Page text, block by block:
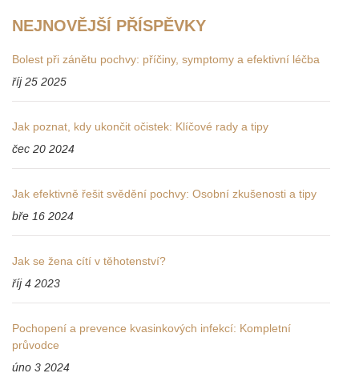
NEJNOVĚJŠÍ PŘÍSPĚVKY
Bolest při zánětu pochvy: příčiny, symptomy a efektivní léčba
říj 25 2025
Jak poznat, kdy ukončit očistek: Klíčové rady a tipy
čec 20 2024
Jak efektivně řešit svědění pochvy: Osobní zkušenosti a tipy
bře 16 2024
Jak se žena cítí v těhotenství?
říj 4 2023
Pochopení a prevence kvasinkových infekcí: Kompletní
průvodce
úno 3 2024